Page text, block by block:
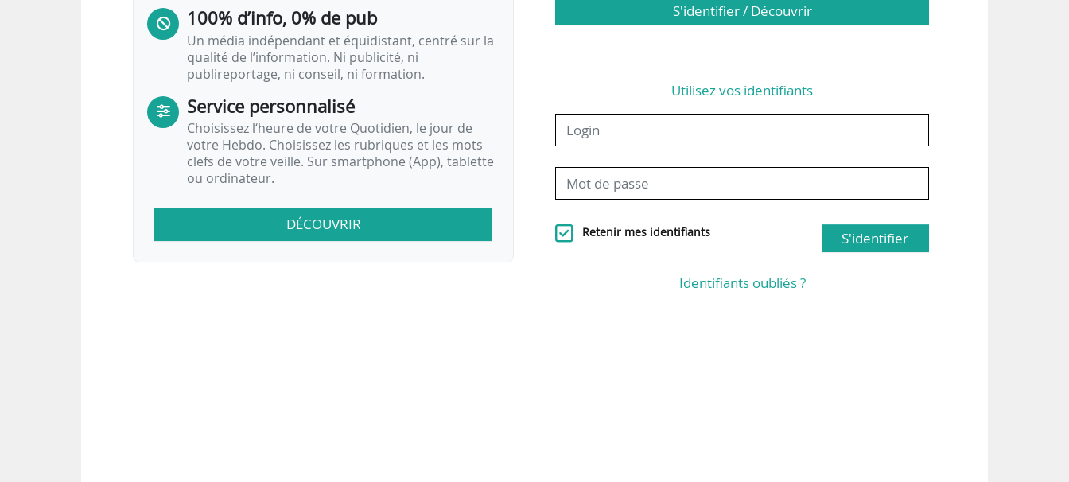
100% d’info, 0% de pub
Un média indépendant et équidistant, centré sur la
qualité de l’information. Ni publicité, ni
publireportage, ni conseil, ni formation.
Service personnalisé
Choisissez l‘heure de votre Quotidien, le jour de
votre Hebdo. Choisissez les rubriques et les mots
clefs de votre veille. Sur smartphone (App), tablette
ou ordinateur.
DÉCOUVRIR
S'identifier / Découvrir
Utilisez vos identifiants
Retenir mes identifiants S'identifier
Identifiants oubliés ?